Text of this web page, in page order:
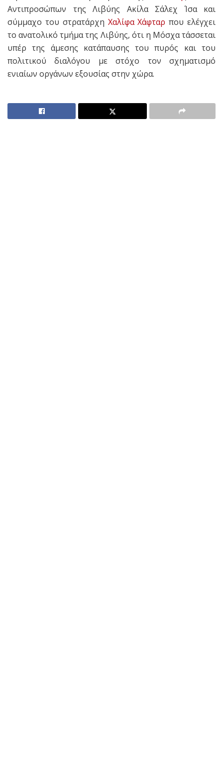
Αντιπροσώπων της Λιβύης Ακίλα Σάλεχ Ίσα και
σύμμαχο του στρατάρχη Χαλίφα Χάφταρ που ελέγχει
το ανατολικό τμήμα της Λιβύης, ότι η Μόσχα τάσσεται
υπέρ της άμεσης κατάπαυσης του πυρός και του
πολιτικού διαλόγου με στόχο τον σχηματισμό
ενιαίων οργάνων εξουσίας στην χώρα.